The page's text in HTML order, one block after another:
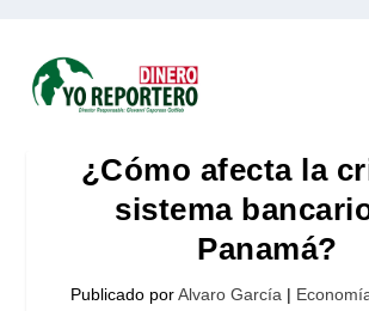
¿Cómo afecta la
sistema
Panamá?
Publicado porAlvaro García |